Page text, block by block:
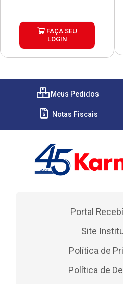
FAÇA SEU
LOGIN
Meus Pedidos
Notas Fiscais
Portal
Site
Política de
Política de